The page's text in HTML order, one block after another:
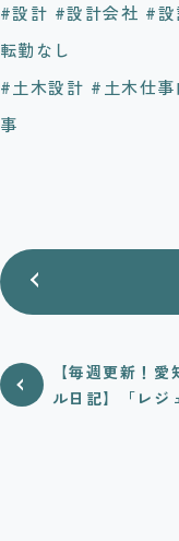
#設計 #設計会社 #
転勤なし
#土木設計 #土木仕
事
【毎週更新！
ル日記】「レジ